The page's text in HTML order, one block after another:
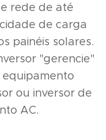
rede de até
de carga
painéis solares.
"gerencie"
equipamento
ou inversor de
AC.